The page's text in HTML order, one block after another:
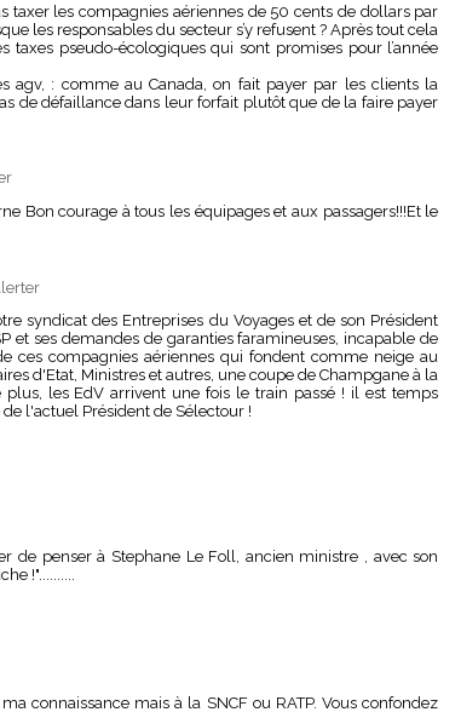
taxer les compagnies aériennes de 50 cents de dollars par
les responsables du secteur s’y refusent ? Après tout cela
pseudo-écologiques qui sont promises pour l’année
agv, : comme au Canada, on fait payer par les clients la
de défaillance dans leur forfait plutôt que de la faire payer
Bon courage à tous les équipages et aux passagers!!!Et le
syndicat des Entreprises du Voyages et de son Président
et ses demandes de garanties faramineuses, incapable de
ces compagnies aériennes qui fondent comme neige au
d'Etat, Ministres et autres, une coupe de Champgane à la
les EdV arrivent une fois le train passé ! il est temps
l'actuel Président de Sélectour !
de penser à Stephane Le Foll, ancien ministre , avec son
!"..........
connaissance mais à la SNCF ou RATP. Vous confondez